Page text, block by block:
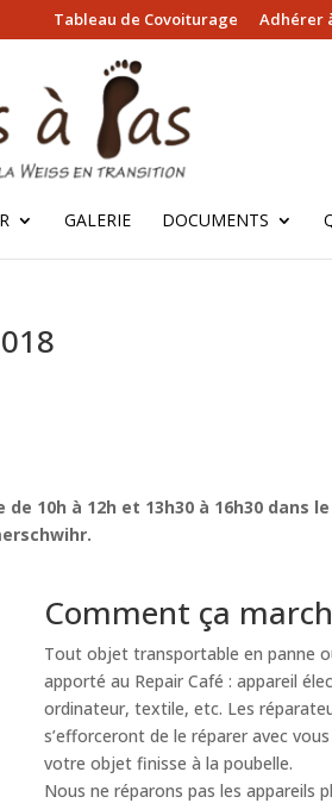
Tableau de Covoiturage Adhérer
GALERIE DOCUMENTS
de 10h à 12h et 13h30 à 16h30 dans
Comment ça
Tout objet transportable en panne
apporté au Repair Café : appareil
ordinateur, textile, etc. Les
s’efforceront de le réparer avec
votre objet finisse à la poubelle.
Nous ne réparons pas les appareils